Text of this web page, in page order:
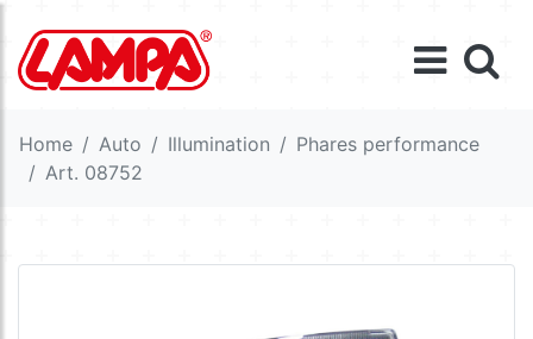
Home Auto Illumination
Phares performance
Art. 08752